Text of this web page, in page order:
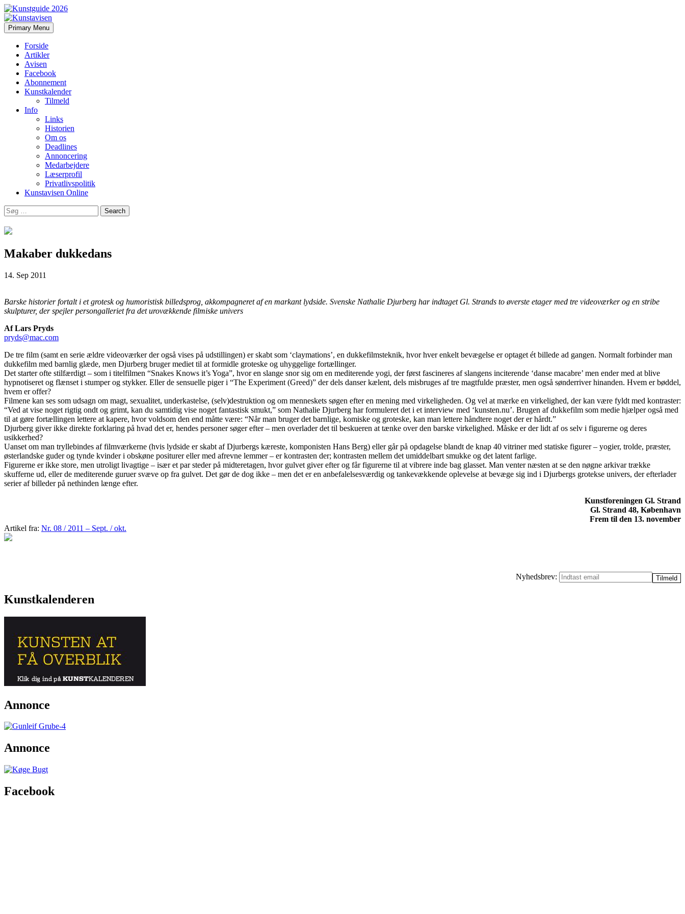
Kunstavisen
Search
Primary Menu Skip
to
Forside
Artikler
Avisen
Facebook
Abonnement
Kunstkalender
Tilmeld
Info
Links
Historien
Om os
Deadlines
Annoncering
Medarbejdere
Læserprofil
Privatlivspolitik
Kunstavisen Online
Search
for:
Makaber dukkedans
14. Sep 2011
Barske historier fortalt i et grotesk og humoristisk billedsprog, akkompagneret af en markant lydside. Svenske Nathalie Djurberg har indtaget Gl. Strands to øverste etager med tre videoværker og en stribe
skulpturer, der spejler persongalleriet fra det urovækkende filmiske univers
Af Lars Pryds
pryds@mac.com
De tre film (samt en serie ældre videoværker der også vises på udstillingen) er skabt som ‘claymations’, en dukkefilmsteknik, hvor hver enkelt bevægelse er optaget ét billede ad gangen. Normalt forbinder man
dukkefilm med barnlig glæde, men Djurberg bruger mediet til at formidle groteske og uhyggelige fortællinger.
Det starter ofte stilfærdigt – som i titelfilmen “Snakes Knows it’s Yoga”, hvor en slange snor sig om en mediterende yogi, der først fascineres af slangens inciterende ‘danse macabre’ men ender med at blive
hypnotiseret og flænset i stumper og stykker. Eller de sensuelle piger i “The Experiment (Greed)” der dels danser kælent, dels misbruges af tre magtfulde præster, men også sønderriver hinanden. Hvem er bøddel,
hvem er offer?
Filmene kan ses som udsagn om magt, sexualitet, underkastelse, (selv)destruktion og om menneskets søgen efter en mening med virkeligheden. Og vel at mærke en virkelighed, der kan være fyldt med kontraster:
“Ved at vise noget rigtig ondt og grimt, kan du samtidig vise noget fantastisk smukt,” som Nathalie Djurberg har formuleret det i et interview med ‘kunsten.nu’. Brugen af dukkefilm som medie hjælper også med
til at gøre fortællingen lettere at kapere, hvor voldsom den end måtte være: “Når man bruger det barnlige, komiske og groteske, kan man lettere håndtere noget der er hårdt.”
Djurberg giver ikke direkte forklaring på hvad det er, hendes personer søger efter – men overlader det til beskueren at tænke over den barske virkelighed. Måske er der lidt af os selv i figurerne og deres
usikkerhed?
Uanset om man tryllebindes af filmværkerne (hvis lydside er skabt af Djurbergs kæreste, komponisten Hans Berg) eller går på opdagelse blandt de knap 40 vitriner med statiske figurer – yogier, trolde, præster,
østerlandske guder og tynde kvinder i obskøne positurer eller med afrevne lemmer – er kontrasten der; kontrasten mellem det umiddelbart smukke og det latent farlige.
Figurerne er ikke store, men utroligt livagtige – især et par steder på midteretagen, hvor gulvet giver efter og får figurerne til at vibrere inde bag glasset. Man venter næsten at se den nøgne arkivar trække
skufferne ud, eller de mediterende guruer svæve op fra gulvet. Det gør de dog ikke – men det er en anbefalelsesværdig og tankevækkende oplevelse at bevæge sig ind i Djurbergs grotekse univers, der efterlader
serier af billeder på nethinden længe efter.
Kunstforeningen Gl. Strand
Gl. Strand 48, København
Frem til den 13. november
Artikel fra: Nr. 08 / 2011 – Sept. / okt.
Nyhedsbrev:
Kunstkalenderen
Annonce
Annonce
Facebook